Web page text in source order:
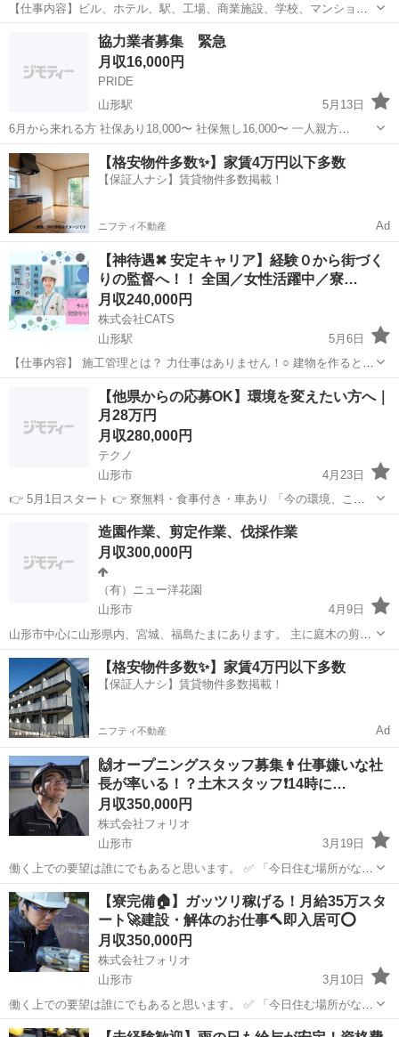
【仕事内容】ビル、ホテル、駅、工場、商業施設、学校、マンショ
ン、物流施設、プラント、道路などの新築・改修工事現場における工
程・品質・安全等の管理サポート業務(現場監督補助)を担当していただ
きます。 実際の現場作業(体を使う力仕事)...
協力業者募集 緊急
月収16,000円
PRIDE
山形駅
5月13日
6月から来れる方 社保あり18,000〜 社保無し16,000〜 一人親方
14,000〜 契約書取り交わし後、即仕事可能 ※業者専用
山形 山形市 山形駅 土木 一人親方
【格安物件多数✨】家賃4万円以下多数
【保証人ナシ】賃貸物件多数掲載！
ニフティ不動産 Ad
【神待遇✖ 安定キャリア】経験０から街づく
りの監督へ！！ 全国／女性活躍中／寮…
月収240,000円
株式会社CATS
山形駅
5月6日
【仕事内容】 施工管理とは？ 力仕事はありません！○ 建物を作るとき
に、工事を「ちゃんと・安全に・予定どおり」に進めるために見守る
山形駅 施工管理 未経験
【他県からの応募OK】環境を変えたい方へ｜
月28万円
月収280,000円
テクノ
山形市
4月23日
👉 5月1日スタート 👉 寮無料・食事付き・車あり 「今の環境、この
ままでいいですか？」 一度リセットして、 新しい場所で働きたい方に
向いている仕事です。 ⸻ ■仕事内容 ・現場巡回 ・写真撮影 ・簡
山形市 その他
造園作業、剪定作業、伐採作業
月収300,000円
（有）ニュー洋花園
山形市
4月9日
山形市中心に山形県内、宮城、福島たまにあります。 主に庭木の剪定
をお願いしたいです。経験者の方(2年以上)で樹木の剪定をできる方、
木に登って剪定や高いところでの高所作業車を使った剪定、伐採 2ト
ンクレーン、2トンダンプ等、...
山形 山形市 その他 クレーン
【格安物件多数✨】家賃4万円以下多数
【保証人ナシ】賃貸物件多数掲載！
ニフティ不動産 Ad
🙌オープニングスタッフ募集👨仕事嫌いな社
長が率いる！？土木スタッフ❗️14時に…
月収350,000円
株式会社フォリオ
山形市
3月19日
働く上での要望は誰にでもあると思います。 ✅ 「今日住む場所がな
い、即入寮したい」 ✅ 「手持ちがピンチ、明日日払いが欲しい」 ✅
「経験ないけど、とにかく稼ぎたい」 私たちにご相談いただければ、
そんなあ...
山形 山形市 土木 未経験
【寮完備🏠】ガッツリ稼げる！月給35万スタ
ート🚀建設・解体のお仕事🔨即入居可⭕️
月収350,000円
株式会社フォリオ
山形市
3月10日
働く上での要望は誰にでもあると思います。 ✅ 「今日住む場所がな
い、即入寮したい」 ✅ 「手持ちがピンチ、明日日払いが欲しい」 ✅
山形 山形市 土木 未経験